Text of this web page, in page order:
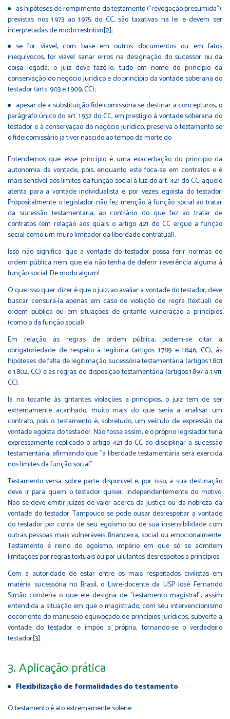
as hipóteses de rompimento do testamento ("revogação presumida"),
previstas nos 1.973 ao 1.975 do CC, são taxativas na lei e devem ser
interpretadas de modo restritivo[2];
se for viável, com base em outros documentos ou em fatos
inequívocos, for viável sanar erros na designação do sucessor ou da
coisa legada, o juiz deve fazê-lo, tudo em nome do princípio da
conservação do negócio jurídico e do princípio da vontade soberana do
testador (arts. 903 e 1.909, CC);
apesar de a substituição ﬁdeicomissória se destinar a concepturos, o
parágrafo único do art. 1.952 do CC, em prestígio à vontade soberana do
testador e à conservação do negócio jurídico, preserva o testamento se
o ﬁdeicomissário já tiver nascido ao tempo da morte do
Entendemos que esse princípio é uma exacerbação do princípio da
autonomia da vontade, pois, enquanto este foca-se em contratos e é
mais sensível aos limites da função social à luz do art. 421 do CC, aquele
atenta para a vontade individualista e, por vezes, egoísta do testador.
Propositalmente o legislador não fez menção à função social ao tratar
da sucessão testamentária, ao contrário do que fez ao tratar de
contratos (em relação aos quais o artigo 421 do CC ergue a função
social como um muro limitador da liberdade contratual).
Isso não signiﬁca que a vontade do testador possa ferir normas de
ordem pública nem que ela não tenha de deferir reverência alguma à
função social. De modo algum!
O que isso quer dizer é que o juiz, ao avaliar a vontade do testador, deve
buscar censurá-la apenas em caso de violação de regra (textual) de
ordem pública ou em situações de gritante vulneração a princípios
(como o da função social).
Em relação às regras de ordem pública, podem-se citar a
obrigatoriedade de respeito à legítima (artigos 1.789 e 1.846, CC), às
hipóteses de falta de legitimação sucessória testamentária (artigos 1.801
e 1.802, CC) e às regras de disposição testamentária (artigos 1.897 a 1.911,
CC).
Já no tocante às gritantes violações a princípios, o juiz tem de ser
extremamente acanhado, muito mais do que seria a analisar um
contrato, pois o testamento é, sobretudo, um veículo de expressão da
vontade egoísta do testador. Não fosse assim, e o próprio legislador teria
expressamente replicado o artigo 421 do CC ao disciplinar a sucessão
testamentária, aﬁrmando que "a liberdade testamentária será exercida
nos limites da função social".
Testamento versa sobre parte disponível e, por isso, a sua destinação
deve ir para quem o testador quiser, independentemente do motivo.
Não se deve emitir juízos de valor acerca da justiça ou da nobreza da
vontade do testador. Tampouco se pode ousar desrespeitar a vontade
do testador por conta de seu egoísmo ou de sua insensibilidade com
outras pessoas mais vulneráveis ﬁnanceira, social ou emocionalmente.
Testamento é reino do egoísmo, império em que só se admitem
limitações por regras textuais ou por ululantes desrespeitos a princípios.
Com a autoridade de estar entre os mais respeitados civilistas em
matéria sucessória no Brasil, o Livre-docente da USP José Fernando
Simão condena o que ele designa de "testamento magistral", assim
entendida a situação em que o magistrado, com seu intervencionismo
decorrente do manuseio equivocado de princípios jurídicos, subverte a
vontade do testador e impõe a própria, tornando-se o verdadeiro
testador[3].
3. Aplicação prática
Flexibilização de formalidades do testamento
O testamento é ato extremamente solene.